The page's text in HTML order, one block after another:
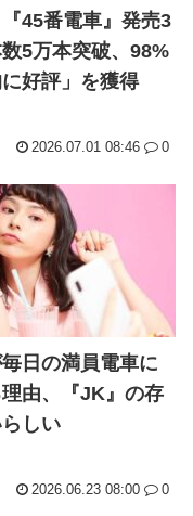
『45番電車』発売3
5万本突破、98%
好評」を獲得
2026.07.01 08:46 0
日の満員電車に
由、『JK』の存
しい
2026.06.23 08:00 0